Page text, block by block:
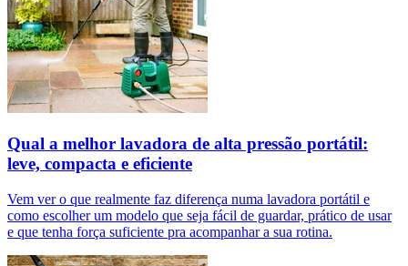
Qual a melhor lavadora de alta pressão portátil:
leve, compacta e eficiente
Vem ver o que realmente faz diferença numa lavadora portátil e
como escolher um modelo que seja fácil de guardar, prático de usar
e que tenha força suficiente pra acompanhar a sua rotina.